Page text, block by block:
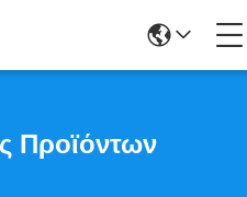
Προϊόντων